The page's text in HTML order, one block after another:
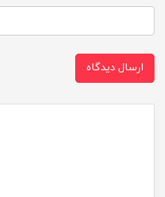
ارسال دیدگاه